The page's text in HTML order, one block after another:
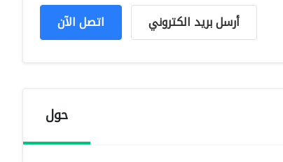
اتصل الآن أرسل بريد الكتروني
حول